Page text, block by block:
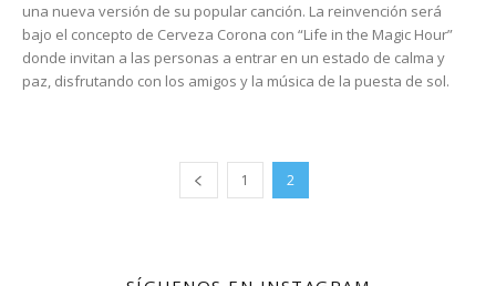
una nueva versión de su popular canción. La reinvención será
bajo el concepto de Cerveza Corona con “Life in the Magic Hour”
donde invitan a las personas a entrar en un estado de calma y
paz, disfrutando con los amigos y la música de la puesta de sol.
1 2